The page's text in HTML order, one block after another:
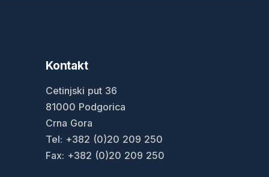
Kontakt
Cetinjski put 36
81000 Podgorica
Crna Gora
Tel: +382 (0)20 209 250
Fax: +382 (0)20 209 250